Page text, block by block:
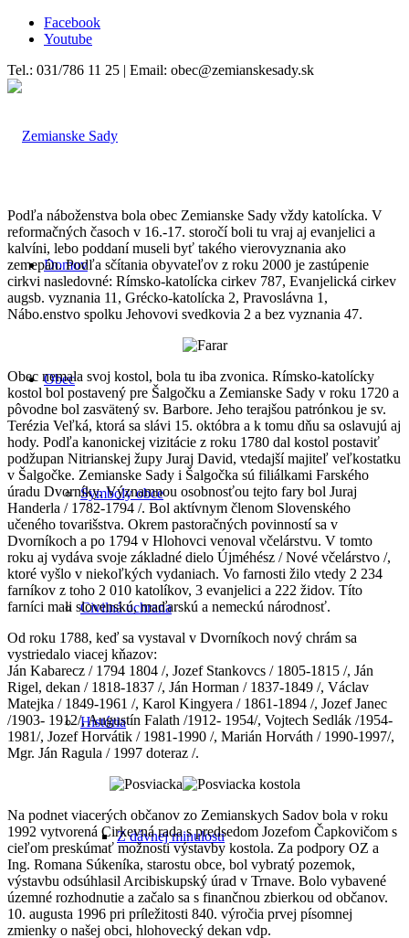
Facebook
Youtube
Tel.: 031/786 11 25 | Email: obec@zemianskesady.sk
Domov
Obec
Symboly obce
Civilná ochrana
História
Z dávnej minulosti
Podľa náboženstva bola obec Zemianske Sady vždy katolícka. V
reformačných časoch v 16.-17. storočí boli tu vraj aj evanjelici a
kalvíni, lebo poddaní museli byť takého vierovyznania ako
zemepán. Podľa sčítania obyvateľov z roku 2000 je zastúpenie
cirkvi nasledovné: Rímsko-katolícka cirkev 787, Evanjelická cirkev
augsb. vyznania 11, Grécko-katolícka 2, Pravoslávna 1,
Nábo.enstvo spolku Jehovovi svedkovia 2 a bez vyznania 47.
Obec nemala svoj kostol, bola tu iba zvonica. Rímsko-katolícky
kostol bol postavený pre Šalgočku a Zemianske Sady v roku 1720 a
pôvodne bol zasvätený sv. Barbore. Jeho terajšou patrónkou je sv.
Terézia Veľká, ktorá sa slávi 15. októbra a k tomu dňu sa oslavujú aj
hody. Podľa kanonickej vizitácie z roku 1780 dal kostol postaviť
podžupan Nitrianskej župy Juraj David, vtedajší majiteľ veľkostatku
v Šalgočke. Zemianske Sady i Šalgočka sú filiálkami Farského
úradu Dvorníky. Významnou osobnosťou tejto fary bol Juraj
Handerla / 1782-1794 /. Bol aktívnym členom Slovenského
učeného tovarišstva. Okrem pastoračných povinností sa v
Dvorníkoch a po 1794 v Hlohovci venoval včelárstvu. V tomto
roku aj vydáva svoje základné dielo Újméhész / Nové včelárstvo /,
ktoré vyšlo v niekoľkých vydaniach. Vo farnosti žilo vtedy 2 234
farníkov z toho 2 010 katolíkov, 3 evanjelici a 222 židov. Títo
farníci mali slovenskú, maďarskú a nemeckú národnosť.
Od roku 1788, keď sa vystaval v Dvorníkoch nový chrám sa
vystriedalo viacej kňazov:
Ján Kabarecz / 1794 1804 /, Jozef Stankovcs / 1805-1815 /, Ján
Rigel, dekan / 1818-1837 /, Ján Horman / 1837-1849 /, Václav
Matejka / 1849-1961 /, Karol Kingyera / 1861-1894 /, Jozef Janec
/1903- 1912/, Augustín Falath /1912- 1954/, Vojtech Sedlák /1954-
1981/, Jozef Horvátik / 1981-1990 /, Marián Horváth / 1990-1997/,
Mgr. Ján Ragula / 1997 doteraz /.
Na podnet viacerých občanov zo Zemianskych Sadov bola v roku
1992 vytvorená Cirkevná rada s predsedom Jozefom Čapkovičom s
cieľom preskúmať možnosti výstavby kostola. Za podpory OZ a
Ing. Romana Súkeníka, starostu obce, bol vybratý pozemok,
výstavbu odsúhlasil Arcibiskupský úrad v Trnave. Bolo vybavené
územné rozhodnutie a začalo sa s finančnou zbierkou od občanov.
10. augusta 1996 pri príležitosti 840. výročia prvej písomnej
zmienky o našej obci, hlohovecký dekan vdp.